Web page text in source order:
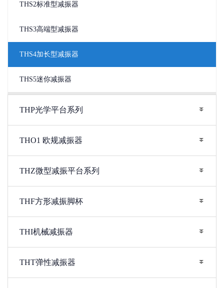
THS2标准型减振器
THS3高端型减振器
THS4加长型减振器
THS5迷你减振器
THP光学平台系列
THO1 欧规减振器
THZ微型减振平台系列
THF方形减振脚杯
THI机械减振器
THT弹性减振器